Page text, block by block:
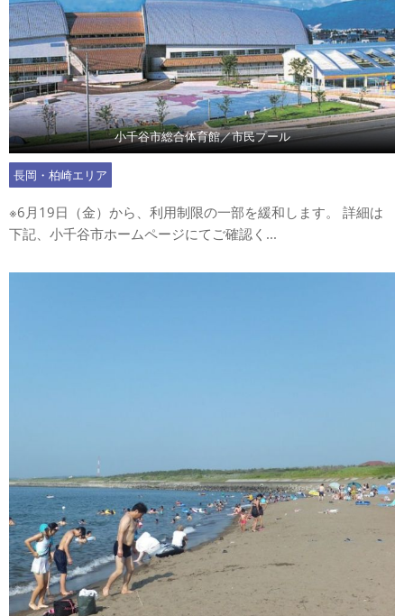
小千谷市総合体育館／市民プール
長岡・柏崎エリア
※6月19日（金）から、利用制限の一部を緩和します。 詳細は
下記、小千谷市ホームページにてご確認く...